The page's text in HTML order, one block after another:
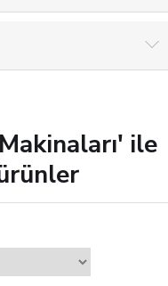
ile